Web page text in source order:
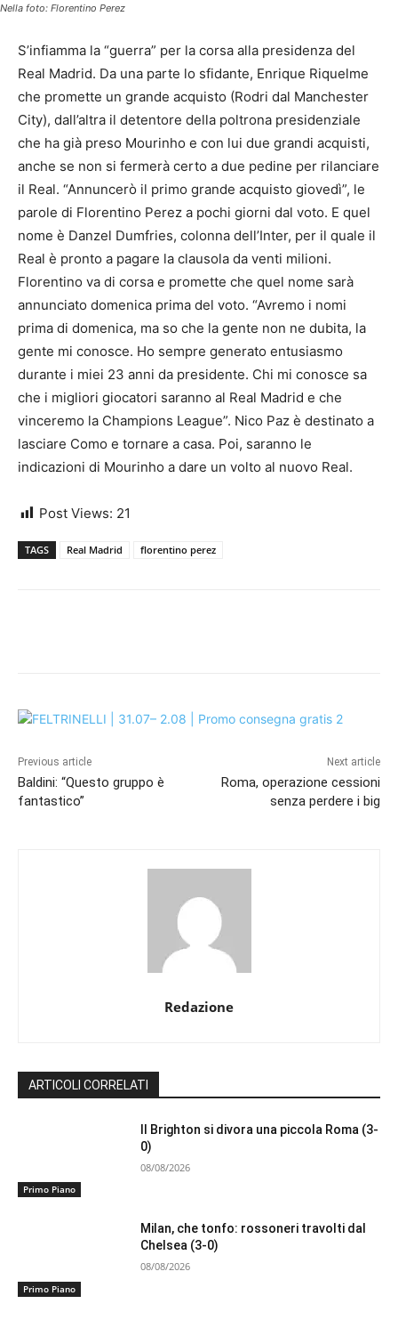
Nella foto: Florentino Perez
S’infiamma la “guerra” per la corsa alla presidenza del
Real Madrid. Da una parte lo sfidante, Enrique Riquelme
che promette un grande acquisto (Rodri dal Manchester
City), dall’altra il detentore della poltrona presidenziale
che ha già preso Mourinho e con lui due grandi acquisti,
anche se non si fermerà certo a due pedine per rilanciare
il Real. “Annuncerò il primo grande acquisto giovedì”, le
parole di Florentino Perez a pochi giorni dal voto. E quel
nome è Danzel Dumfries, colonna dell’Inter, per il quale il
Real è pronto a pagare la clausola da venti milioni.
Florentino va di corsa e promette che quel nome sarà
annunciato domenica prima del voto. “Avremo i nomi
prima di domenica, ma so che la gente non ne dubita, la
gente mi conosce. Ho sempre generato entusiasmo
durante i miei 23 anni da presidente. Chi mi conosce sa
che i migliori giocatori saranno al Real Madrid e che
vinceremo la Champions League”. Nico Paz è destinato a
lasciare Como e tornare a casa. Poi, saranno le
indicazioni di Mourinho a dare un volto al nuovo Real.
Post Views: 21
TAGS Real Madrid florentino perez
Previous article
Baldini: “Questo gruppo è
fantastico”
Next article
Roma, operazione cessioni
senza perdere i big
Redazione
ARTICOLI CORRELATI
Primo Piano
Il Brighton si divora una piccola Roma (3-
0)
08/08/2026
Primo Piano
Milan, che tonfo: rossoneri travolti dal
Chelsea (3-0)
08/08/2026